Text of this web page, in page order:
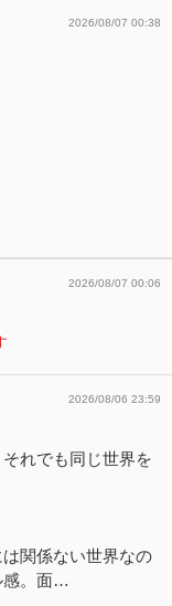
2026/08/07 00:38
2026/08/07 00:06
2026/08/06 23:59
れでも同じ世界を
関係ない世界なの
感。面…